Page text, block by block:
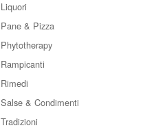
Liquori
Pane & Pizza
Phytotherapy
Rampicanti
Rimedi
Salse & Condimenti
Tradizioni